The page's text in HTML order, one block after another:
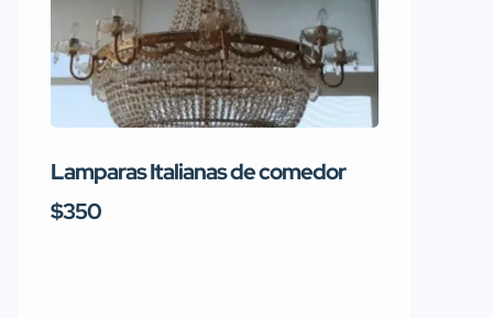
Lamparas Italianas de comedor
$350